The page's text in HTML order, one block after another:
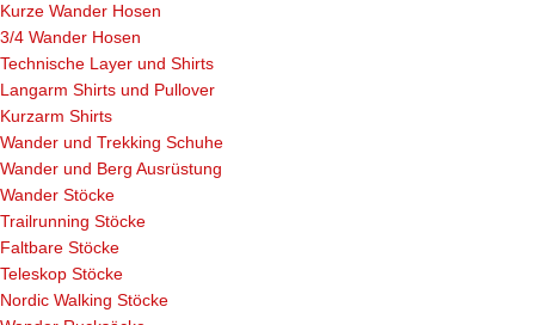
Kurze Wander Hosen
3/4 Wander Hosen
Technische Layer und Shirts
Langarm Shirts und Pullover
Kurzarm Shirts
Wander und Trekking Schuhe
Wander und Berg Ausrüstung
Wander Stöcke
Trailrunning Stöcke
Faltbare Stöcke
Teleskop Stöcke
Nordic Walking Stöcke